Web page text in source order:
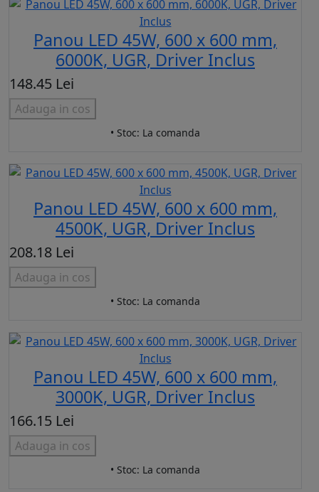
Panou LED 45W, 600 x 600 mm,
6000K, UGR, Driver Inclus
148.45 Lei
Adauga in cos
• Stoc: La comanda
Panou LED 45W, 600 x 600 mm,
4500K, UGR, Driver Inclus
208.18 Lei
Adauga in cos
• Stoc: La comanda
Panou LED 45W, 600 x 600 mm,
3000K, UGR, Driver Inclus
166.15 Lei
Adauga in cos
• Stoc: La comanda